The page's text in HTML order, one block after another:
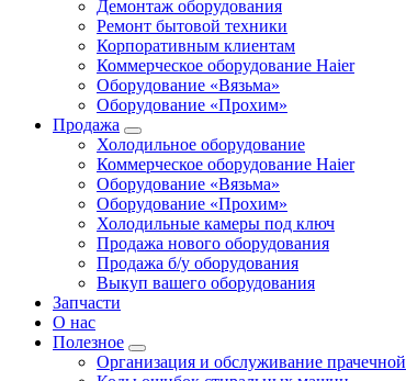
Демонтаж оборудования
Ремонт бытовой техники
Корпоративным клиентам
Коммерческое оборудование Haier
Оборудование «Вязьма»
Оборудование «Прохим»
Продажа
Холодильное оборудование
Коммерческое оборудование Haier
Оборудование «Вязьма»
Оборудование «Прохим»
Холодильные камеры под ключ
Продажа нового оборудования
Продажа б/у оборудования
Выкуп вашего оборудования
Запчасти
О нас
Полезное
Организация и обслуживание прачечной